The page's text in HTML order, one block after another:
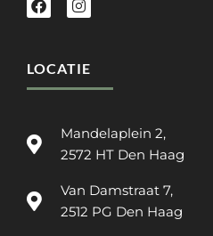
LOCATIE
Mandelaplein 2,
2572 HT Den Haag
Van Damstraat 7,
2512 PG Den Haag